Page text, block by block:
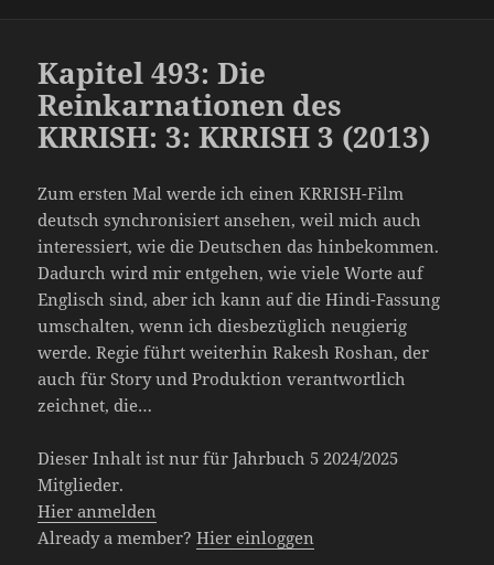
Kapitel 493: Die
Reinkarnationen des
KRRISH: 3: KRRISH 3 (2013)
Zum ersten Mal werde ich einen KRRISH-Film
deutsch synchronisiert ansehen, weil mich auch
interessiert, wie die Deutschen das hinbekommen.
Dadurch wird mir entgehen, wie viele Worte auf
Englisch sind, aber ich kann auf die Hindi-Fassung
umschalten, wenn ich diesbezüglich neugierig
werde. Regie führt weiterhin Rakesh Roshan, der
auch für Story und Produktion verantwortlich
zeichnet, die…
Dieser Inhalt ist nur für Jahrbuch 5 2024/2025
Mitglieder.
Hier anmelden
Already a member?Hier einloggen